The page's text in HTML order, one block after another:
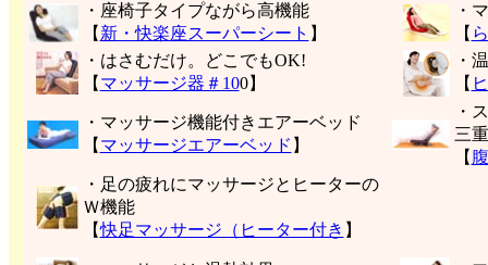
・座椅子タイプながら高機能
【 新・快楽座スーパーシート 】
・
【
・はさむだけ。どこでもOK!
【 マッサージ器＃100】
・
【
・マッサージ機能付きエアーベッド
【 マッサージエアーベッド 】
・
三
【
・足の疲れにマッサージとヒーターの
Ｗ機能
【快足マッサージ（ヒーター付き 】